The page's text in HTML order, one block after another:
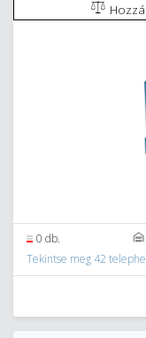
0 db.
Tekintse meg 42